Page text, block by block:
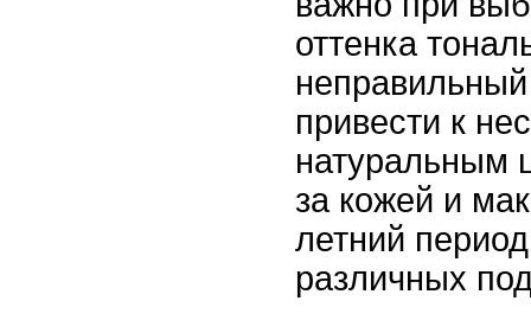
оттенка
привести к
натуральным
за кожей и
летний
различных